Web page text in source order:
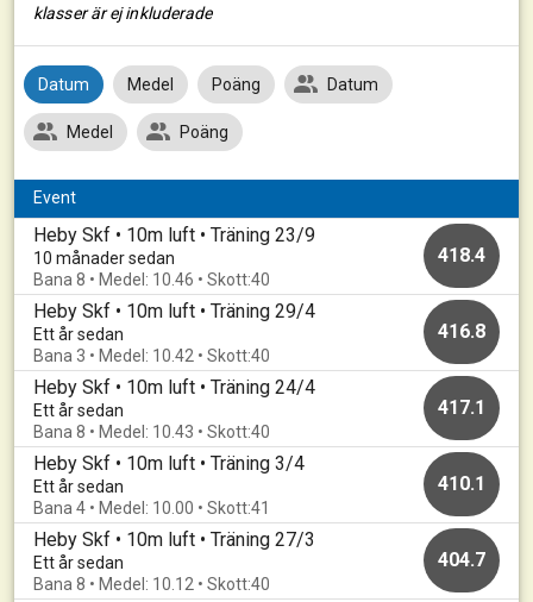
klasser är ej inkluderade
Datum Medel Poäng Datum
Medel Poäng
Event
Heby Skf • 10m luft • Träning 23/9
10 månader sedan
Bana 8 • Medel: 10.46 • Skott:40
418.4
Heby Skf • 10m luft • Träning 29/4
Ett år sedan
Bana 3 • Medel: 10.42 • Skott:40
416.8
Heby Skf • 10m luft • Träning 24/4
Ett år sedan
Bana 8 • Medel: 10.43 • Skott:40
417.1
Heby Skf • 10m luft • Träning 3/4
Ett år sedan
Bana 4 • Medel: 10.00 • Skott:41
410.1
Heby Skf • 10m luft • Träning 27/3
Ett år sedan
Bana 8 • Medel: 10.12 • Skott:40
404.7